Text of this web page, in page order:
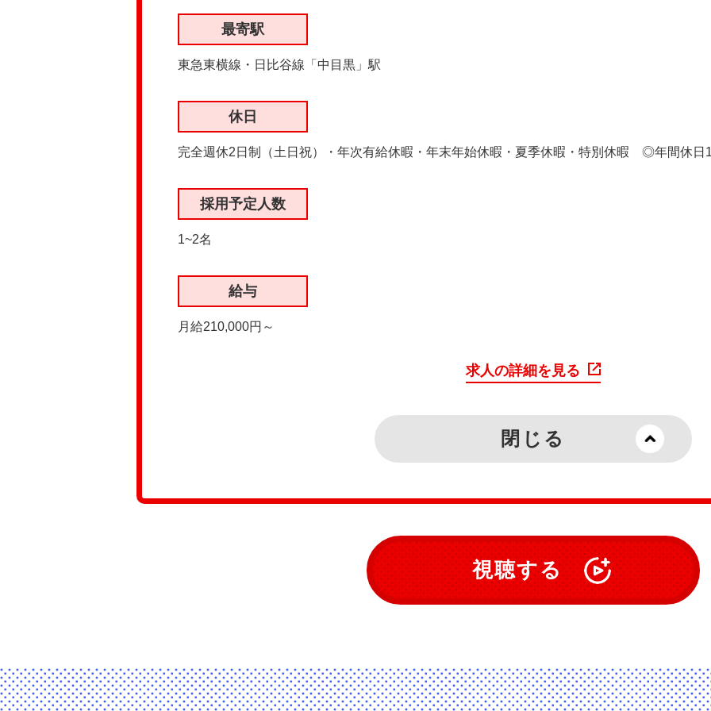
最寄駅
東急東横線・日比谷線「中目黒」駅
休日
完全週休2日制（土日祝）・年次有給休暇・年末年始休暇・夏季休暇・特別休暇 ◎年間休日
採用予定人数
1~2名
給与
月給210,000円～
求人の詳細を見る
閉じる
視聴する